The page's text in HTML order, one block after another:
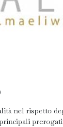
nel rispetto